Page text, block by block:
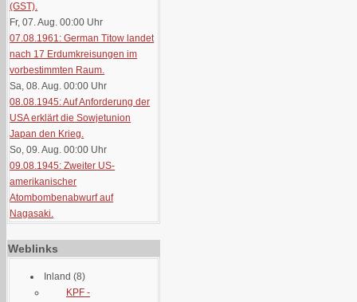
(GST).
Fr, 07. Aug. 00:00 Uhr
07.08.1961: German Titow landet
nach 17 Erdumkreisungen im
vorbestimmten Raum.
Sa, 08. Aug. 00:00 Uhr
08.08.1945: Auf Anforderung der
USA erklärt die Sowjetunion
Japan den Krieg.
So, 09. Aug. 00:00 Uhr
09.08.1945: Zweiter US-
amerikanischer
Atombombenabwurf auf
Nagasaki.
Weblinks
Inland (8)
KPF -